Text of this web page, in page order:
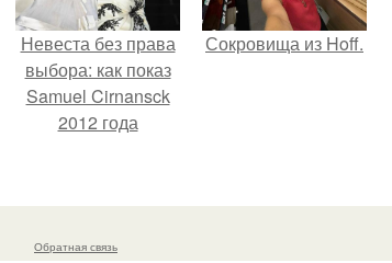
Невеста без права
выбора: как показ
Samuel Cirnansck
2012 года
принуждения.
Сокровища из Hoff.
Обратная связь